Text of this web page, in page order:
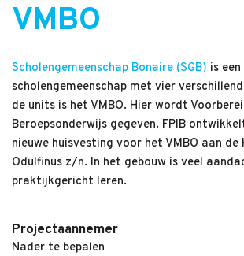
VMBO
Scholengemeenschap Bonaire (SGB) is
scholengemeenschap met vier
de units is het VMBO. Hier wordt
Beroepsonderwijs gegeven. FPIB
nieuwe huisvesting voor het VMBO aan
Odulfinus z/n. In het gebouw is veel
praktijkgericht leren.
Projectaannemer
Nader te bepalen